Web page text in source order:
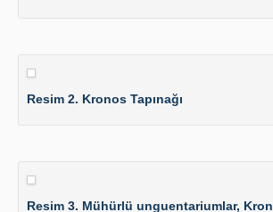
Resim 2. Kronos Tapınağı
Resim 3. Mühürlü unguentariumlar,